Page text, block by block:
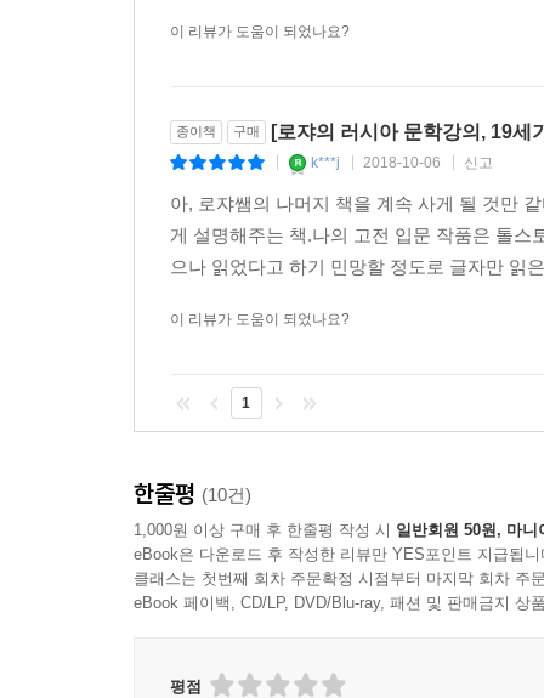
[우리 시대의 영웅]에는 ‘오네긴’을 겨냥한 러시
삶 자체가 문학이 되어버린 고골과 투르게네프
"고골 생각에 러시아 문단에는 두 작가가 존재합
그런데 푸슈킨이 죽은 겁니다. ‘이제는 나밖에 없
진지한 소명감에 사로잡히게 됩니다."
4강에서는 가장 절망에 찬 인간이자 작가로서
있지만 고골은 작가의 진정한 역할이 사회를 교
그러면서 창작이 꼬이기 시작한다. 웃음과 욕망
다음으로 5강에서는 러시아 작가의 평균으로 볼
[첫사랑]과 대표작 [아버지와 아들]에 담긴 투르게
갖춘 편이었지만 그럼에도 러시아에서 나온
투르게네프 셋이 한 집에서 잘 살았기 때문으로
이 리뷰가 도움이 되었나요?
종이책 구매 [로쟈의 러시아 문학강의, 19세
k***j 2018-10-06 신고
아, 로쟈쌤의 나머지 책을 계속 사게 될 것만
게 설명해주는 책.나의 고전 입문 작품은 톨
으나 읽었다고 하기 민망할 정도로 글자만 읽
이 리뷰가 도움이 되었나요?
1
한줄평 (10건)
1,000원 이상 구매 후 한줄평 작성 시 일반회원 50원, 마니
eBook은 다운로드 후 작성한 리뷰만 YES포인트 지급됩니
클래스는 첫번째 회차 주문확정 시점부터 마지막 회차 주
eBook 페이백, CD/LP, DVD/Blu-ray, 패션 및 판매금지 상
평점